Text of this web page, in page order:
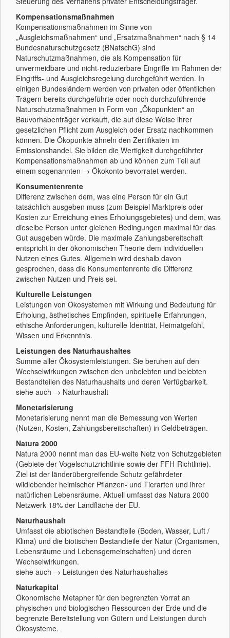
Kompensationsmaßnahmen
Kompensationsmaßnahmen im Sinne von
„Ausgleichsmaßnahmen“ und „Ersatzmaßnahmen“ nach § 14
Bundesnaturschutzgesetz (BNatschG) sind
Naturschutzmaßnahmen, die als Kompensation für
unvermeidbare und nicht-reduzierbare Eingriffe im Rahmen der
Eingriffs- und Ausgleichsregelung durchgeführt werden. In
einigen Bundesländern werden von privaten oder öffentlichen
Trägern bereits durchgeführte oder noch durchzuführende
Naturschutzmaßnahmen in Form von „Ökopunkten“ an
Bauvorhabenträger verkauft, die auf diese Weise ihrer
gesetzlichen Pflicht zum Ausgleich oder Ersatz nachkommen
können. Die Ökopunkte ähneln den Zertifikaten im
Emissionshandel. Sie bilden die Wertigkeit durchgeführter
Kompensationsmaßnahmen ab und können zum Teil auf
einem sogenannten → Ökokonto bevorratet werden.
Konsumentenrente
Differenz zwischen dem, was eine Person für ein Gut
tatsächlich ausgeben muss (zum Beispiel Marktpreis oder
Kosten zur Erreichung eines Erholungsgebietes) und dem, was
dieselbe Person unter gleichen Bedingungen maximal für das
Gut ausgeben würde. Die maximale Zahlungsbereitschaft
entspricht in der ökonomischen Theorie dem individuellen
Nutzen eines Gutes. Allgemein wird deshalb davon
gesprochen, dass die Konsumentenrente die Differenz
zwischen Nutzen und Preis sei.
Kulturelle Leistungen
Leistungen von Ökosystemen mit Wirkung und Bedeutung für
Erholung, ästhetisches Empfinden, spirituelle Erfahrungen,
ethische Anforderungen, kulturelle Identität, Heimatgefühl,
Wissen und Erkenntnis.
Leistungen des Naturhaushaltes
Summe aller Ökosystemleistungen. Sie beruhen auf den
Wechselwirkungen zwischen den unbelebten und belebten
Bestandteilen des Naturhaushalts und deren Verfügbarkeit.
siehe auch → Naturhaushalt
Monetarisierung
Monetarisierung nennt man die Bemessung von Werten
(Nutzen, Kosten, Zahlungsbereitschaften) in Geldbeträgen.
Natura 2000
Natura 2000 nennt man das EU-weite Netz von Schutzgebieten
(Gebiete der Vogelschutzrichtlinie sowie der FFH-Richtlinie).
Ziel ist der länderübergreifende Schutz gefährdeter
wildlebender heimischer Pflanzen- und Tierarten und ihrer
natürlichen Lebensräume. Aktuell umfasst das Natura 2000
Netzwerk 18% der Landfläche der EU.
Naturhaushalt
Umfasst die abiotischen Bestandteile (Boden, Wasser, Luft /
Klima) und die biotischen Bestandteile der Natur (Organismen,
Lebensräume und Lebensgemeinschaften) und deren
Wechselwirkungen.
siehe auch → Leistungen des Naturhaushaltes
Naturkapital
Ökonomische Metapher für den begrenzten Vorrat an
physischen und biologischen Ressourcen der Erde und die
begrenzte Bereitstellung von Gütern und Leistungen durch
Ökosysteme.